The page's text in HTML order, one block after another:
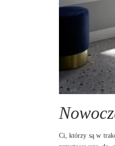
Ci, którzy są w